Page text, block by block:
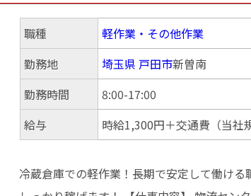
職種
軽作業・その他作業
勤務地
埼玉県 戸田市新曽南
勤務時間
8:00-17:00
給与
時給1,300円＋交通費（当社
冷蔵倉庫での軽作業！長期で安定して働ける